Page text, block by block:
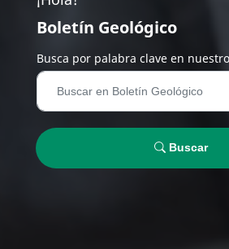
Boletín Geológico
Busca por palabra clave en
Buscar